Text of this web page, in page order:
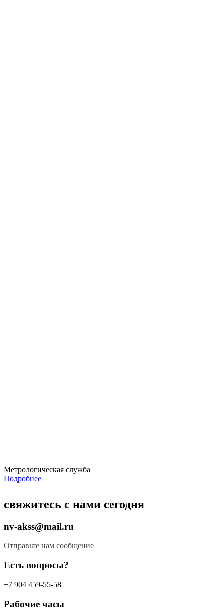
Метрологическая служба
Подробнее
свяжитесь с нами сегодня
nv-akss@mail.ru
Отправьте нам сообщение
Есть вопросы?​
+7 904 459-55-58
Рабочие часы